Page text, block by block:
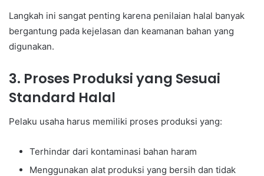
Langkah ini sangat penting karena penilaian halal banyak
bergantung pada kejelasan dan keamanan bahan yang
digunakan.
3. Proses Produksi yang Sesuai
Standard Halal
Pelaku usaha harus memiliki proses produksi yang:
Terhindar dari kontaminasi bahan haram
Menggunakan alat produksi yang bersih dan tidak